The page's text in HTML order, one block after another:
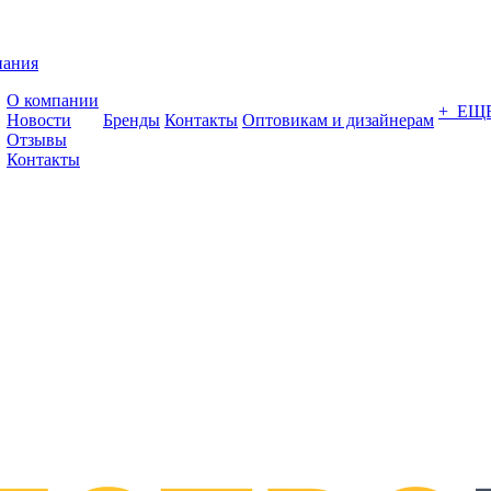
О компании
Новости
Отзывы
Контакты
Бренды Контакты Оптовикам и дизайнерам +